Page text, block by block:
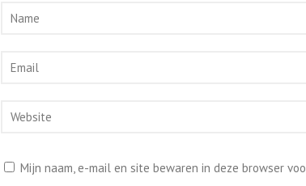
Mijn naam, e-mail en site bewaren in deze browser